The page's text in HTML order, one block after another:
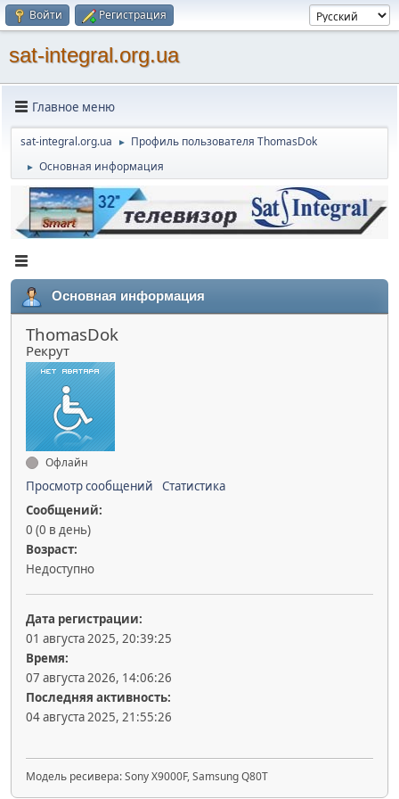
Войти Регистрация
sat-integral.org.ua
Главное меню
sat-integral.org.ua ► Профиль пользователя ThomasDok
► Основная информация
Основная информация
ThomasDok
Рекрут
Офлайн
Просмотр сообщений
Статистика
Сообщений:
0 (0 в день)
Возраст:
Недоступно
Дата регистрации:
01 августа 2025, 20:39:25
Время:
07 августа 2026, 14:06:26
Последняя активность:
04 августа 2025, 21:55:26
Модель ресивера: Sony X9000F, Samsung Q80T